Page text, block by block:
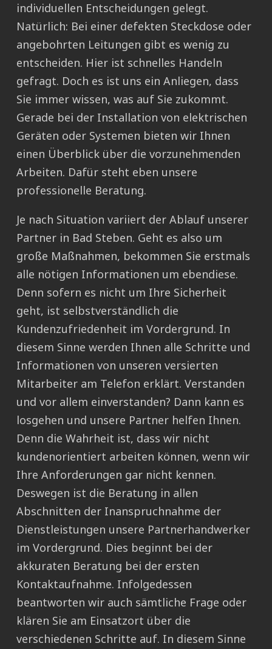
individuellen Entscheidungen gelegt.
Natürlich: Bei einer defekten Steckdose oder
angebohrten Leitungen gibt es wenig zu
entscheiden. Hier ist schnelles Handeln
gefragt. Doch es ist uns ein Anliegen, dass
Sie immer wissen, was auf Sie zukommt.
Gerade bei der Installation von elektrischen
Geräten oder Systemen bieten wir Ihnen
einen Überblick über die vorzunehmenden
Arbeiten. Dafür steht eben unsere
professionelle Beratung.
Je nach Situation variiert der Ablauf unserer
Partner in Bad Steben. Geht es also um
große Maßnahmen, bekommen Sie erstmals
alle nötigen Informationen um ebendiese.
Denn sofern es nicht um Ihre Sicherheit
geht, ist selbstverständlich die
Kundenzufriedenheit im Vordergrund. In
diesem Sinne werden Ihnen alle Schritte und
Informationen von unseren versierten
Mitarbeiter am Telefon erklärt. Verstanden
und vor allem einverstanden? Dann kann es
losgehen und unsere Partner helfen Ihnen.
Denn die Wahrheit ist, dass wir nicht
kundenorientiert arbeiten können, wenn wir
Ihre Anforderungen gar nicht kennen.
Deswegen ist die Beratung in allen
Abschnitten der Inanspruchnahme der
Dienstleistungen unsere Partnerhandwerker
im Vordergrund. Dies beginnt bei der
akkuraten Beratung bei der ersten
Kontaktaufnahme. Infolgedessen
beantworten wir auch sämtliche Frage oder
klären Sie am Einsatzort über die
verschiedenen Schritte auf. In diesem Sinne